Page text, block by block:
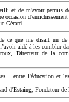
et de m'avoir permis
occasion d'enrichissement
Gérard
ce que me disait un de
aidé à les combler
Directeur de la
entre l'éducation et
d'Estaing, Fondateur